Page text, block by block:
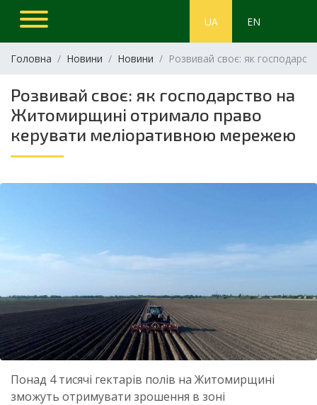
UA EN
Головна Новини Новини Розвивай своє: як
Розвивай своє: як господарство на
Житомирщині отримало право
керувати меліоративною мережею
Понад 4 тисячі гектарів полів на Житомирщині
зможуть отримувати зрошення в зоні